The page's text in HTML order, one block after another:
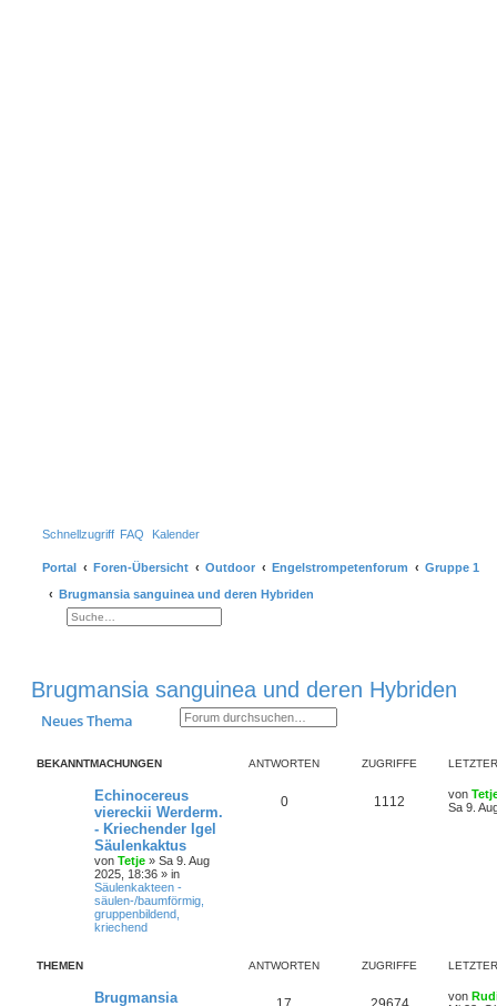
Schnellzugriff FAQ Kalender
Portal Foren-Übersicht Outdoor Engelstrompetenforum
Gruppe 1
Brugmansia sanguinea und deren Hybriden
Suche
Erweiterte Suche
Brugmansia sanguinea und deren Hybriden
Neues Thema Suche
Erweiterte Suche
BEKANNTMACHUNGEN ANTWORTEN ZUGRIFFE
Echinocereus
viereckii Werderm.
- Kriechender Igel
Säulenkaktus
von Tetje » Sa 9. Aug
2025, 18:36 » in
Säulenkakteen -
säulen-/baumförmig,
gruppenbildend,
kriechend
0 1112 von
Sa 9.
THEMEN ANTWORTEN ZUGRIFFE
Brugmansia
von